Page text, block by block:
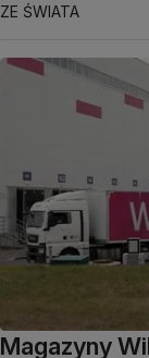
ZE ŚWIATA
Magazyny